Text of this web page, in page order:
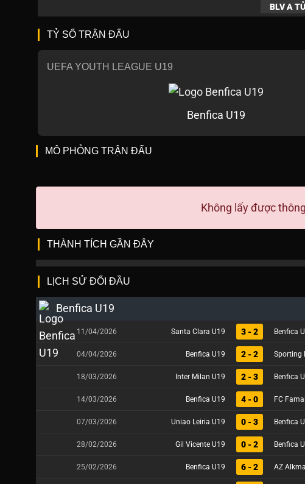
BLV A
TỶ SỐ TRẬN ĐẤU
UEFA YOUTH LEAGUE U19
Benfica U19
MÔ PHỎNG TRẬN ĐẤU
Không lấy được
THÀNH TÍCH GẦN ĐÂY
LỊCH SỬ ĐỐI ĐẦU
Benfica U19
11/04/2026 Santa Clara U19 3 - 2 Benfica
04/04/2026 Benfica U19 2 - 2 Sporting
18/03/2026 Inter Milan U19 2 - 3 Benfica
14/03/2026 Benfica U19 4 - 0 FC
07/03/2026 Uniao Leiria U19 0 - 3 Benfica
28/02/2026 Gil Vicente U19 0 - 2 Benfica
25/02/2026 Benfica U19 6 - 2 AZ